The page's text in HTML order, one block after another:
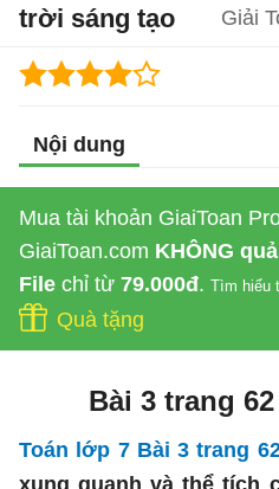
trời sáng tạo
Giải
Nội dung
Mua tài khoản GiaiToan
GiaiToan.com KHÔNG
File chỉ từ 79.000đ. Tìm hiểu
Quà tặng
Bài 3 trang
Toán lớp 7 Bài 3 trang
xung quanh và thể tích